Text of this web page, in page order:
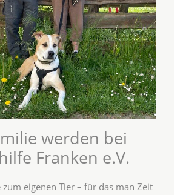
werden bei
Franken e.V.
eigenen Tier – für das man Zeit